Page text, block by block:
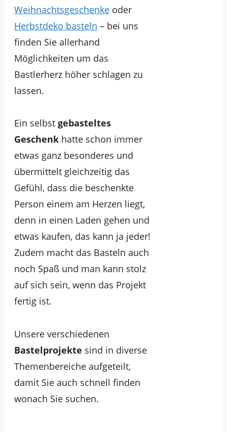
Weihnachtsgeschenke oder
Herbstdeko basteln – bei uns
finden Sie allerhand
Möglichkeiten um das
Bastlerherz höher schlagen zu
lassen.
Ein selbst gebasteltes
Geschenk hatte schon immer
etwas ganz besonderes und
übermittelt gleichzeitig das
Gefühl, dass die beschenkte
Person einem am Herzen liegt,
denn in einen Laden gehen und
etwas kaufen, das kann ja jeder!
Zudem macht das Basteln auch
noch Spaß und man kann stolz
auf sich sein, wenn das Projekt
fertig ist.
Unsere verschiedenen
Bastelprojekte sind in diverse
Themenbereiche aufgeteilt,
damit Sie auch schnell finden
wonach Sie suchen.